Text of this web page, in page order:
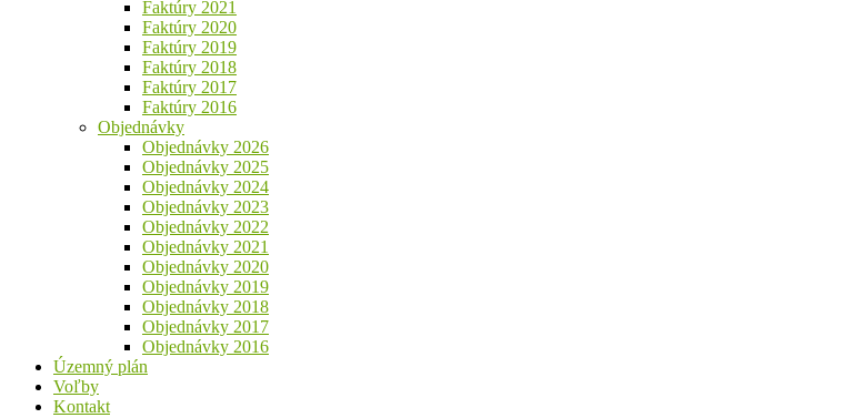
Faktúry 2021
Faktúry 2020
Faktúry 2019
Faktúry 2018
Faktúry 2017
Faktúry 2016
Objednávky
Objednávky 2026
Objednávky 2025
Objednávky 2024
Objednávky 2023
Objednávky 2022
Objednávky 2021
Objednávky 2020
Objednávky 2019
Objednávky 2018
Objednávky 2017
Objednávky 2016
Územný plán
Voľby
Kontakt